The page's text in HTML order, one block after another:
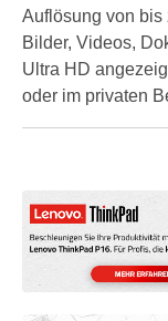
Auflösung von bis
Bilder, Videos,
Ultra HD
oder im privaten